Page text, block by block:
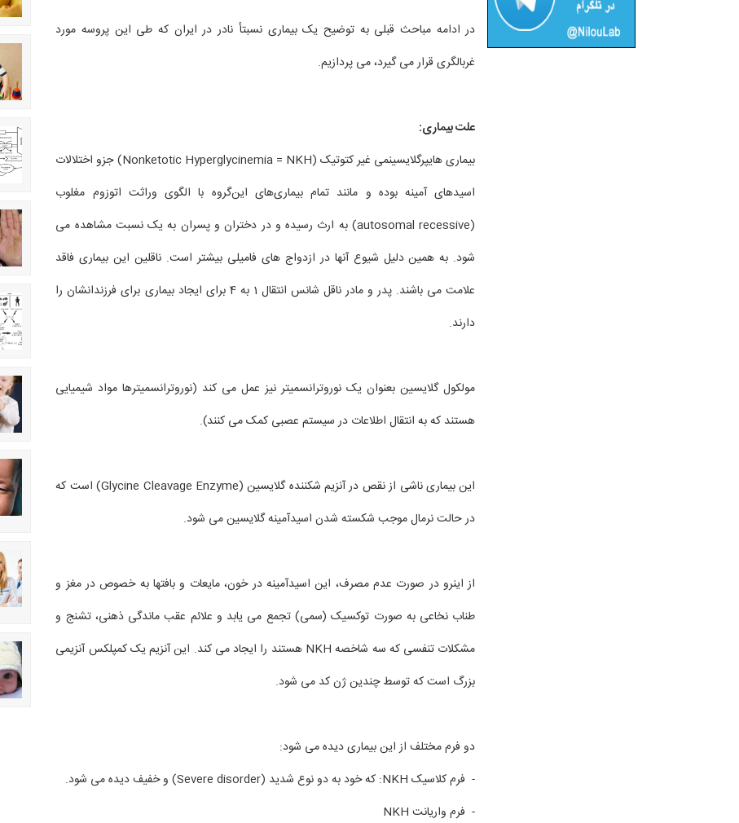
در ادامه مباحث قبلی به توضیح یک بیماری نسبتأ نادر در ایران که طی این پروسه مورد
غربالگری قرار می گیرد، می پردازیم.
علت بیماری:
بیماری هایپرگلایسینمی غیر کتوتیک (Nonketotic Hyperglycinemia = NKH) جزو اختلالات
اسیدهای آمینه بوده و مانند تمام بیماری‌های این‌گروه با الگوی وراثت اتوزوم مغلوب
(autosomal recessive) به ارث رسیده و در دختران و پسران به یک نسبت مشاهده می
شود. به همین دلیل شیوع آنها در ازدواج های فامیلی بیشتر است. ناقلین این بیماری فاقد
علامت می باشند. پدر و مادر ناقل شانس انتقال 1 به 4 برای ایجاد بیماری برای فرزندانشان را
دارند.
مولکول گلایسین بعنوان یک نوروترانسمیتر نیز عمل می کند (نوروترانسمیترها مواد شیمیایی
هستند که به انتقال اطلاعات در سیستم عصبی کمک می کنند).
این بیماری ناشی از نقص در آنزیم شکننده گلایسین (Glycine Cleavage Enzyme) است که
در حالت نرمال موجب شکسته شدن اسیدآمینه گلایسین می شود.
از اینرو در صورت عدم مصرف، این اسیدآمینه در خون، مایعات و بافتها به خصوص در مغز و
طناب نخاعی به صورت توکسیک (سمی) تجمع می یابد و علائم عقب ماندگی ذهنی، تشنج و
مشکلات تنفسی که سه شاخصه NKH هستند را ایجاد می کند. این آنزیم یک کمپلکس آنزیمی
بزرگ است که توسط چندین ژن کد می شود.
دو فرم مختلف از این بیماری دیده می شود:
- فرم کلاسیک NKH: که خود به دو نوع شدید (Severe disorder) و خفیف دیده می شود.
- فرم واریانت NKH